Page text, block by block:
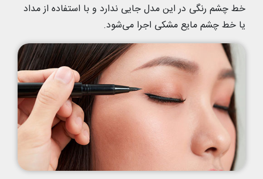
خط چشم رنگی در این مدل جایی ندارد و با استفاده از مداد
یا خط چشم مایع مشکی اجرا می‌شود.